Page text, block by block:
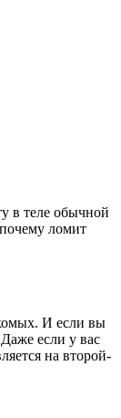
в теле обычной
ломит
И если вы
если у вас
на второй-